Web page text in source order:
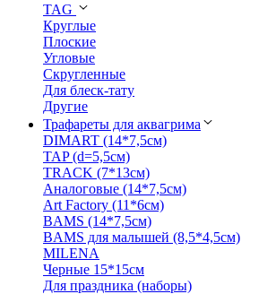
TAG
Круглые
Плоские
Угловые
Скругленные
Для блеск-тату
Другие
Трафареты для аквагрима
DIMART (14*7,5см)
TAP (d=5,5см)
TRACK (7*13см)
Аналоговые (14*7,5см)
Art Factory (11*6см)
BAMS (14*7,5см)
BAMS для малышей (8,5*4,5см)
MILENA
Черные 15*15см
Для праздника (наборы)